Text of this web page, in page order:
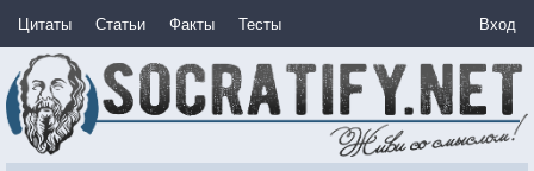
Цитаты Статьи Факты Тесты Вход